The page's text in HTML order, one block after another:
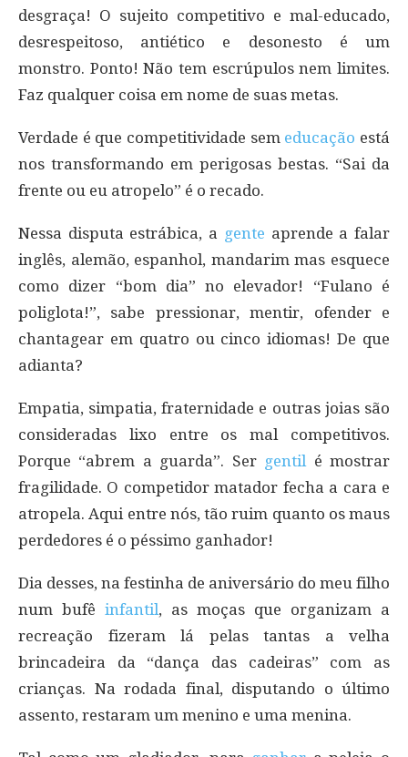
desgraça! O sujeito competitivo e mal-educado,
desrespeitoso, antiético e desonesto é um
monstro. Ponto! Não tem escrúpulos nem limites.
Faz qualquer coisa em nome de suas metas.
Verdade é que competitividade sem educação está
nos transformando em perigosas bestas. “Sai da
frente ou eu atropelo” é o recado.
Nessa disputa estrábica, a gente aprende a falar
inglês, alemão, espanhol, mandarim mas esquece
como dizer “bom dia” no elevador! “Fulano é
poliglota!”, sabe pressionar, mentir, ofender e
chantagear em quatro ou cinco idiomas! De que
adianta?
Empatia, simpatia, fraternidade e outras joias são
consideradas lixo entre os mal competitivos.
Porque “abrem a guarda”. Ser gentilé mostrar
fragilidade. O competidor matador fecha a cara e
atropela. Aqui entre nós, tão ruim quanto os maus
perdedores é o péssimo ganhador!
Dia desses, na festinha de aniversário do meu filho
num bufê infantil, as moças que organizam a
recreação fizeram lá pelas tantas a velha
brincadeira da “dança das cadeiras” com as
crianças. Na rodada final, disputando o último
assento, restaram um menino e uma menina.